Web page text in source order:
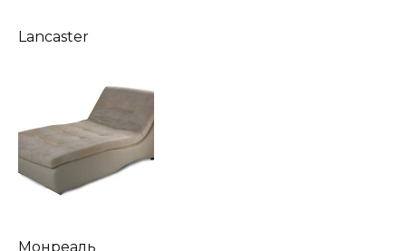
Lancaster
Монреаль